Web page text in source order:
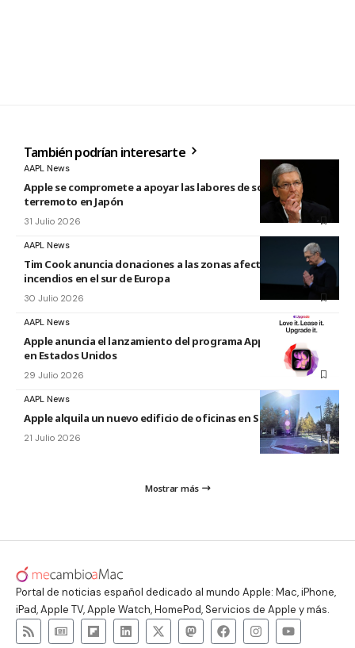
También podrían interesarte
AAPL News
Apple se compromete a apoyar las labores de socorro tras el
terremoto en Japón
31 Julio 2026
AAPL News
Tim Cook anuncia donaciones a las zonas afectadas por los
incendios en el sur de Europa
30 Julio 2026
AAPL News
Apple anuncia el lanzamiento del programa Apple Upgrade
en Estados Unidos
29 Julio 2026
AAPL News
Apple alquila un nuevo edificio de oficinas en Sunnyvale
21 Julio 2026
Mostrar más
Portal de noticias español dedicado al mundo Apple: Mac, iPhone,
iPad, Apple TV, Apple Watch, HomePod, Servicios de Apple y más.